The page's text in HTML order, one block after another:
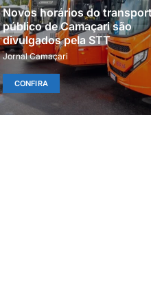
Novos horários do
público de Camaçari são
divulgados pela STT
Jornal Camaçari
CONFIRA